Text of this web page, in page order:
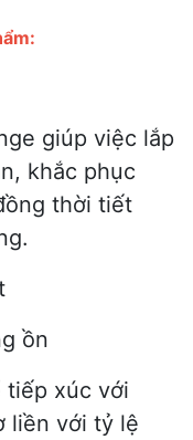
giúp việc lắp
khắc phục
thời tiết
ồn
xúc với
liền với tỷ lệ